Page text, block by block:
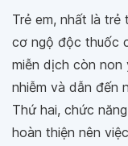
Trẻ em, nhất là
cơ ngộ độc thuốc
miễn dịch còn non
nhiễm và dẫn đến
Thứ hai, chức
hoàn thiện nên